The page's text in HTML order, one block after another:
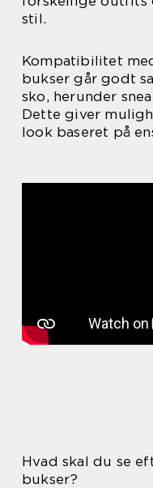
stil.
Kompatibilitet
bukser går godt
sko, herunder
Dette giver
look baseret på
Hvad skal du se
bukser?